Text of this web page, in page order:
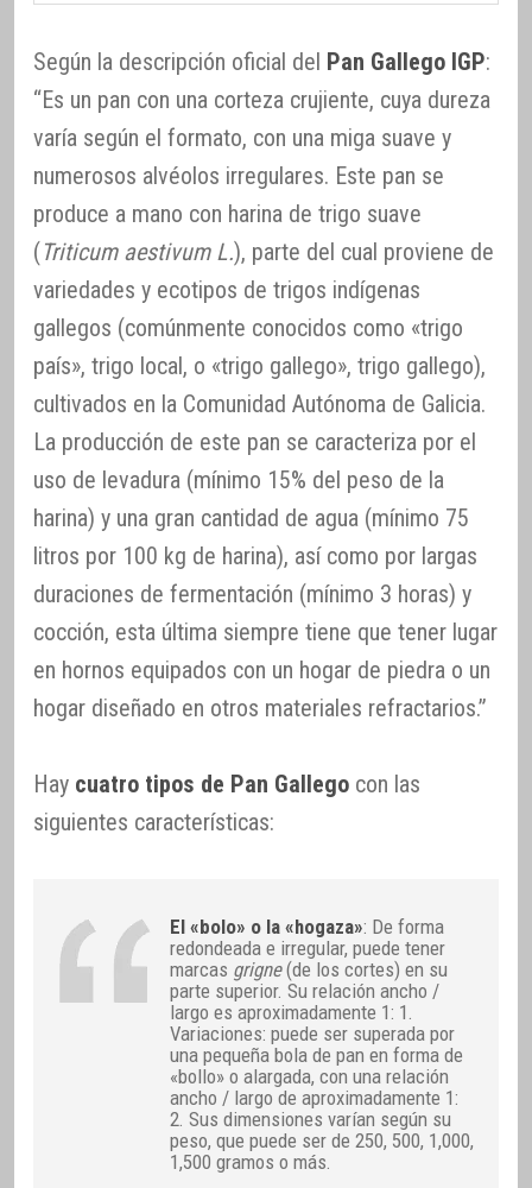
Según la descripción oficial del Pan Gallego IGP:
“Es un pan con una corteza crujiente, cuya dureza
varía según el formato, con una miga suave y
numerosos alvéolos irregulares. Este pan se
produce a mano con harina de trigo suave
(Triticum aestivum L.), parte del cual proviene de
variedades y ecotipos de trigos indígenas
gallegos (comúnmente conocidos como «trigo
país», trigo local, o «trigo gallego», trigo gallego),
cultivados en la Comunidad Autónoma de Galicia.
La producción de este pan se caracteriza por el
uso de levadura (mínimo 15% del peso de la
harina) y una gran cantidad de agua (mínimo 75
litros por 100 kg de harina), así como por largas
duraciones de fermentación (mínimo 3 horas) y
cocción, esta última siempre tiene que tener lugar
en hornos equipados con un hogar de piedra o un
hogar diseñado en otros materiales refractarios.”
Hay cuatro tipos de Pan Gallego con las
siguientes características:
El «bolo» o la «hogaza»: De forma
redondeada e irregular, puede tener
marcas grigne(de los cortes) en su
parte superior. Su relación ancho /
largo es aproximadamente 1: 1.
Variaciones: puede ser superada por
una pequeña bola de pan en forma de
«bollo» o alargada, con una relación
ancho / largo de aproximadamente 1:
2. Sus dimensiones varían según su
peso, que puede ser de 250, 500, 1,000,
1,500 gramos o más.